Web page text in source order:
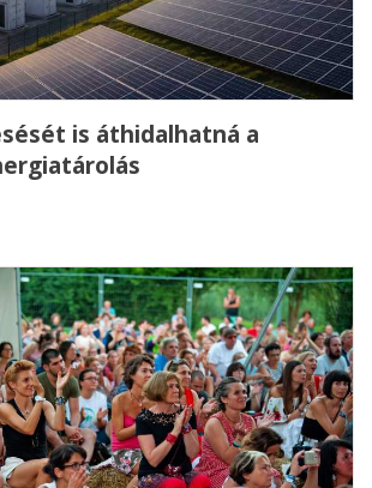
is áthidalhatná a